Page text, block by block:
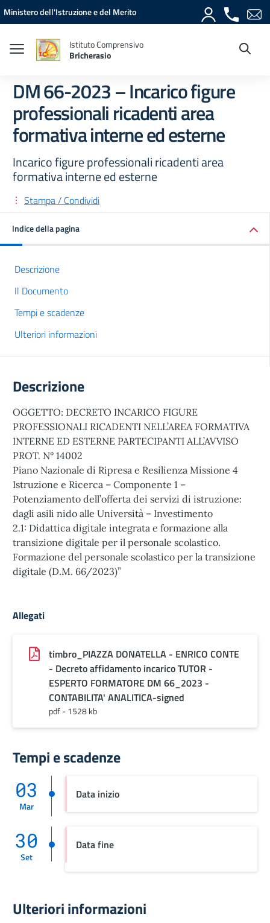
Vai ai contenuti
Vai al menu di navigazione
Vai al footer
Ministero dell'Istruzione e del Merito
Istituto Comprensivo
Bricherasio
DM 66-2023 – Incarico figure
professionali ricadenti area
formativa interne ed esterne
Incarico figure professionali ricadenti area
formativa interne ed esterne
Stampa / Condividi
Indice della pagina
Descrizione
Il Documento
Tempi e scadenze
Ulteriori informazioni
Descrizione
OGGETTO: DECRETO INCARICO FIGURE
PROFESSIONALI RICADENTI NELL’AREA FORMATIVA
INTERNE ED ESTERNE PARTECIPANTI ALL’AVVISO
PROT. N° 14002
Piano Nazionale di Ripresa e Resilienza Missione 4
Istruzione e Ricerca – Componente 1 –
Potenziamento dell’offerta dei servizi di istruzione:
dagli asili nido alle Università – Investimento
2.1: Didattica digitale integrata e formazione alla
transizione digitale per il personale scolastico.
Formazione del personale scolastico per la transizione
digitale (D.M. 66/2023)”
Allegati
timbro_PIAZZA DONATELLA - ENRICO CONTE
- Decreto affidamento incarico TUTOR -
ESPERTO FORMATORE DM 66_2023 -
CONTABILITA' ANALITICA-signed
pdf - 1528 kb
Tempi e scadenze
Data inizio
03
Mar
Data fine
30
Set
Ulteriori informazioni